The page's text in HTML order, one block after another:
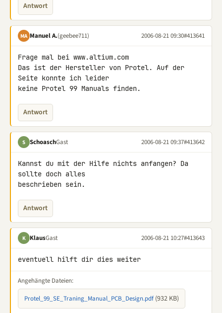
Antwort
MA Manuel A.(geebee711) 2006-08-21 09:30#413641
Frage mal bei www.altium.com
Das ist der Hersteller von Protel. Auf der
Seite konnte ich leider
keine Protel 99 Manuals finden.
Antwort
S SchoaschGast 2006-08-21 09:37#413642
Kannst du mit der Hilfe nichts anfangen? Da
sollte doch alles
beschrieben sein.
Antwort
K KlausGast 2006-08-21 10:27#413643
eventuell hilft dir dies weiter
Angehängte Dateien:
Protel_99_SE_Traning_Manual_PCB_Design.pdf (932 KB)